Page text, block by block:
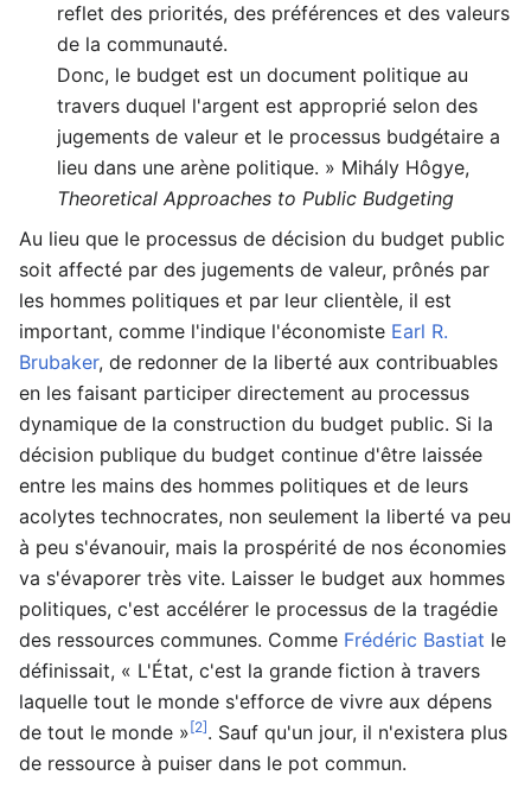
reflet des priorités, des préférences et des valeurs
de la communauté.
Donc, le budget est un document politique au
travers duquel l'argent est approprié selon des
jugements de valeur et le processus budgétaire a
lieu dans une arène politique. » Mihály Hôgye,
Theoretical Approaches to Public Budgeting
Au lieu que le processus de décision du budget public
soit affecté par des jugements de valeur, prônés par
les hommes politiques et par leur clientèle, il est
important, comme l'indique l'économiste Earl R.
Brubaker, de redonner de la liberté aux contribuables
en les faisant participer directement au processus
dynamique de la construction du budget public. Si la
décision publique du budget continue d'être laissée
entre les mains des hommes politiques et de leurs
acolytes technocrates, non seulement la liberté va peu
à peu s'évanouir, mais la prospérité de nos économies
va s'évaporer très vite. Laisser le budget aux hommes
politiques, c'est accélérer le processus de la tragédie
des ressources communes. Comme Frédéric Bastiat le
définissait, « L'État, c'est la grande fiction à travers
laquelle tout le monde s'efforce de vivre aux dépens
de tout le monde »[2]. Sauf qu'un jour, il n'existera plus
de ressource à puiser dans le pot commun.